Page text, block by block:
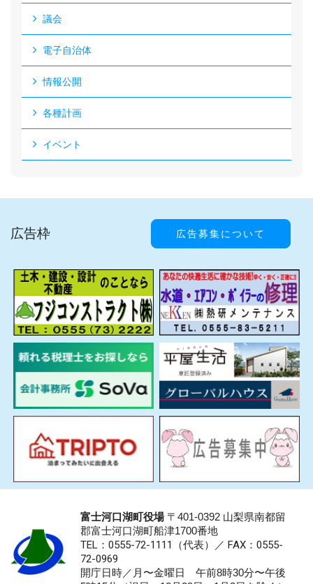
議会
電子自治体
情報公開
各種計画
イベント
広告枠 広告募集について
富士河口湖町役場〒401-0392 山梨県南都留
郡富士河口湖町船津1700番地
TEL：0555-72-1111 （代表）／ FAX：0555-
72-0969
開庁日時／月〜金曜日 午前8時30分〜午後